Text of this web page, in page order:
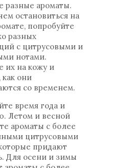
разные ароматы.
остановиться на
попробуйте
разных
с цитрусовыми и
нотами.
их на кожу и
как они
со временем.
время года и
Летом и весной
ароматы с более
цитрусовыми
придают
Для осени и зимы